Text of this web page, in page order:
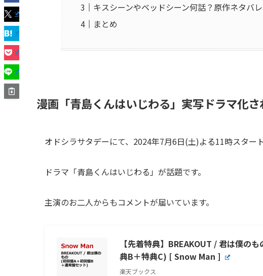
キスシーンやベッドシーン何話？原作ネタバレ
まとめ
漫画「青島くんはいじわる」実写ドラマ化さ
オドシラサタデーにて、2024年7月6日(土)よる11時スター
ドラマ「青島くんはいじわる」が話題です。
主演のお二人からもコメントが届いています。
【先着特典】BREAKOUT / 君は僕の
典B＋特典C) [ Snow Man ]
楽天ブックス